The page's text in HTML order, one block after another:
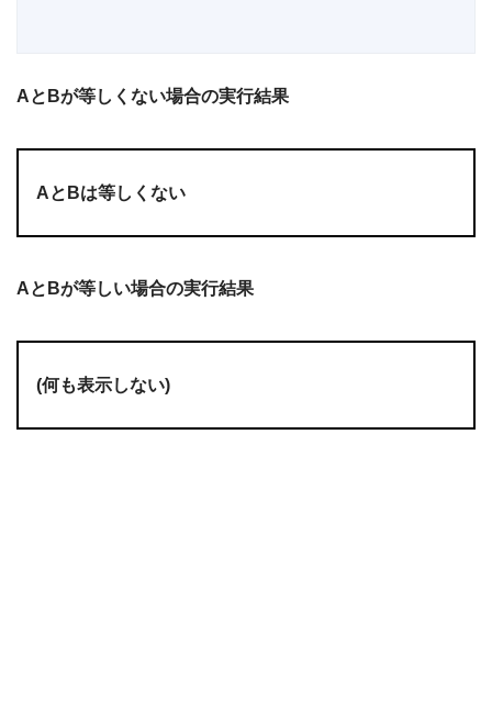
AとBが等しくない場合の実行結果
AとBは等しくない
AとBが等しい場合の実行結果
(何も表示しない)